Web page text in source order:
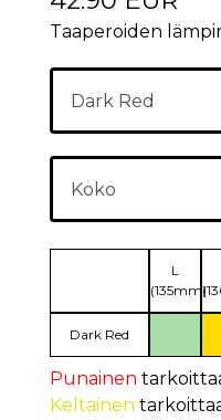
Taaperoiden
L
(135mm)
Dark Red
Punainen
Keltainen